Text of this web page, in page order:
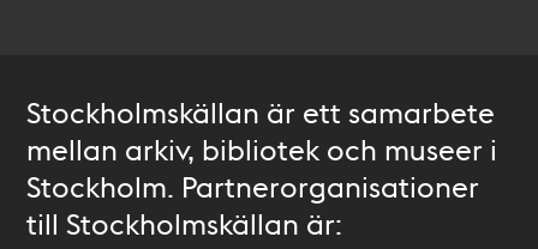
Stockholmskällan är ett samarbete
mellan arkiv, bibliotek och museer i
Stockholm. Partnerorganisationer
till Stockholmskällan är: